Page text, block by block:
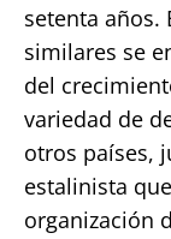
setenta años.
similares se
del
variedad de
otros países,
estalinista
organización